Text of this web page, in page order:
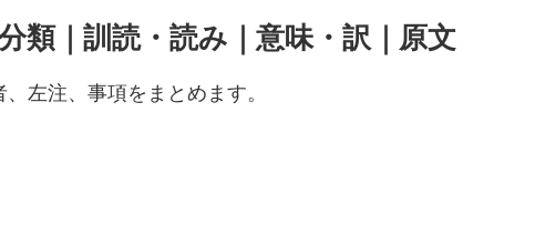
類｜訓読・読み｜意味・訳｜原文
左注、事項をまとめます。